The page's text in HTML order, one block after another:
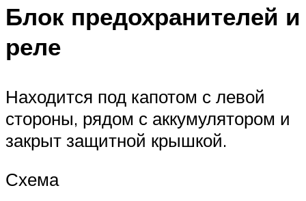
Блок предохранителей и
реле
Находится под капотом с левой
стороны, рядом с аккумулятором и
закрыт защитной крышкой.
Схема